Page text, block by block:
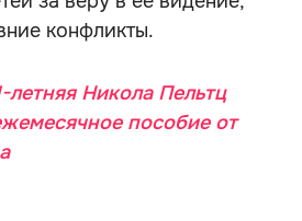
конфликты.
летняя Никола Пельтц
пособие от